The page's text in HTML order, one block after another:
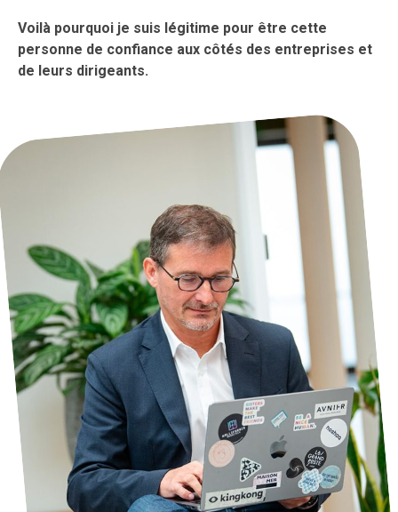
Voilà pourquoi je suis légitime pour être cette
personne de confiance aux côtés des entreprises et
de leurs dirigeants.